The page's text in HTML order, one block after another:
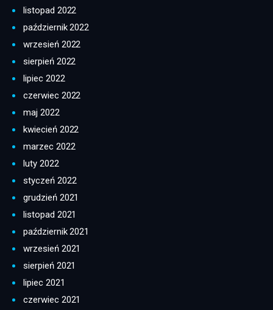
listopad 2022
październik 2022
wrzesień 2022
sierpień 2022
lipiec 2022
czerwiec 2022
maj 2022
kwiecień 2022
marzec 2022
luty 2022
styczeń 2022
grudzień 2021
listopad 2021
październik 2021
wrzesień 2021
sierpień 2021
lipiec 2021
czerwiec 2021